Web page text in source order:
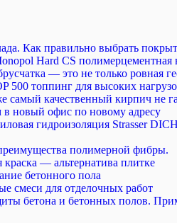
Как правильно выбрать
Hard CS полимерцементная
— это не только ровная
500 топпинг для высоких
самый качественный кирпич не
в новый офис по новому адресу
гидроизоляция Strasser
полимерной фибры.
краска — альтернатива плитке
бетонного пола
смеси для отделочных работ
бетона и бетонных полов.